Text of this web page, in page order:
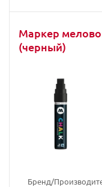
Маркер
(черный)
Бренд/